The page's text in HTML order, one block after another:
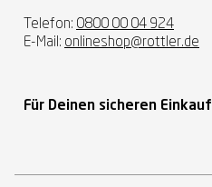
Telefon: 0800 00 04 924
E-Mail: onlineshop@rottler.de
Für Deinen sicheren Einkauf